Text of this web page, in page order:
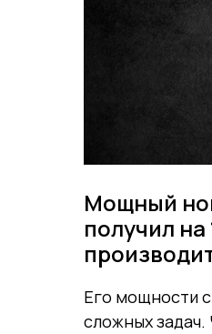
Мощный
получил
Его мощности
сложных задач.